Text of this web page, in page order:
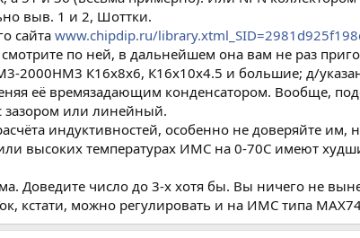
выв. 1 и 2, Шоттки.
сайта www.chipdip.ru/
по ней, в дальнейшем она вам не раз
2000НМ3 К16х8х6, К16х10х4.5 и большие; д/
её времязадающим конденсатором. Вообще,
зазором или линейный.
индуктивностей, особенно не доверяйте
высоких температурах ИМС на 0-70С имеют
Доведите число до 3-х хотя бы. Вы ничего не
кстати, можно регулировать и на ИМС типа